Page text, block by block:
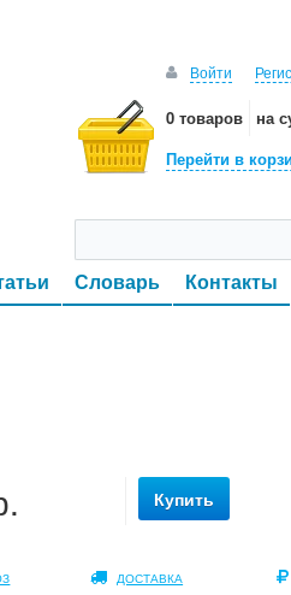
Войти
0 товаров на
Перейти в
Словарь Контакты
Купить
ДОСТАВКА